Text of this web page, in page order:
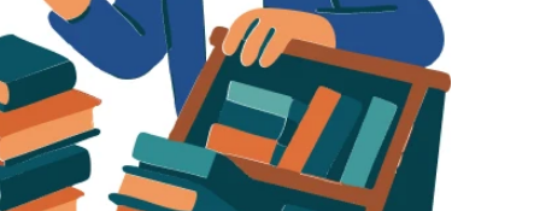
soubory cookie návštěvníků. Je nutné, aby banner cookie
k udržování proměnných relací uživatelů. Obvykle se
příkladem je udržování přihlášeného stavu uživatele
možné podávat platné zprávy o používání jejich